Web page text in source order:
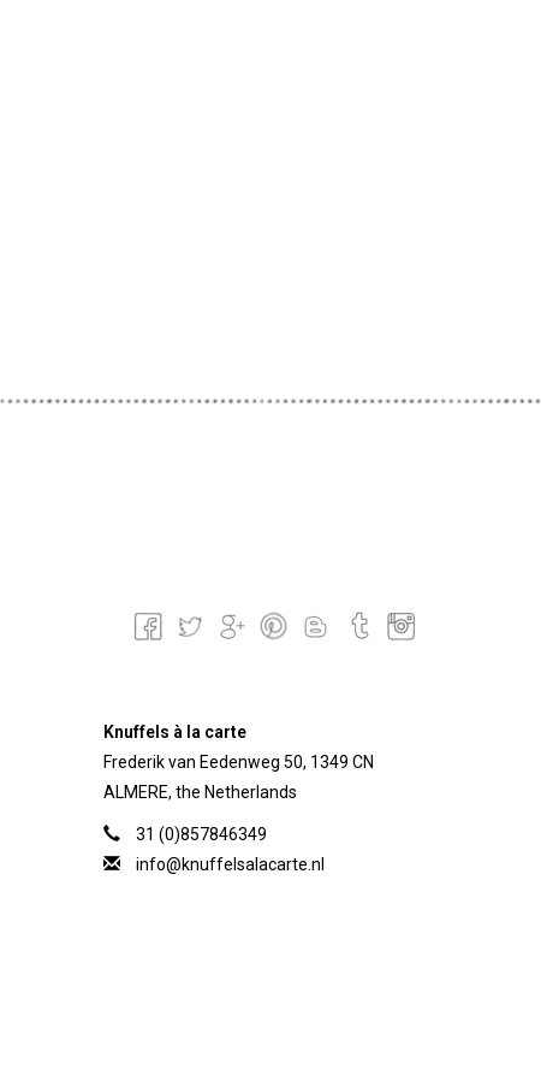
Knuffels à la carte
Frederik van Eedenweg 50, 1349 CN
ALMERE, the Netherlands
31 (0)857846349
info@knuffelsalacarte.nl